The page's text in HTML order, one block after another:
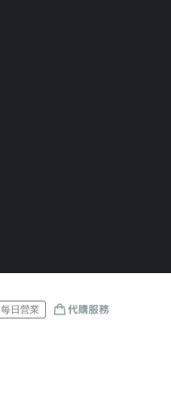
每日營業